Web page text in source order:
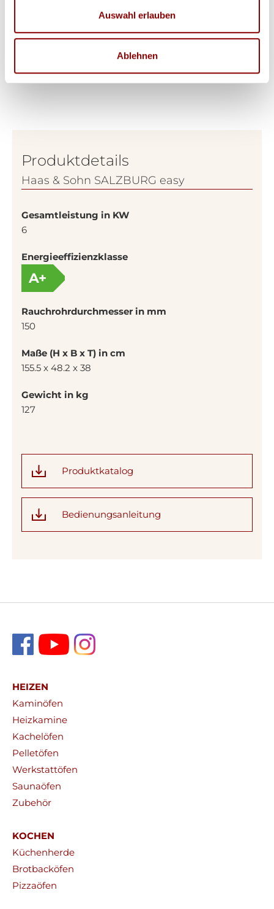
Auswahl erlauben
Ablehnen
Produktdetails
Haas & Sohn SALZBURG easy
Gesamtleistung in KW
6
Energieeffizienzklasse
A+
Rauchrohrdurchmesser in mm
150
Maße (H x B x T) in cm
155.5 x 48.2 x 38
Gewicht in kg
127
Produktkatalog
Bedienungsanleitung
HEIZEN
Kaminöfen
Heizkamine
Kachelöfen
Pelletöfen
Werkstattöfen
Saunaöfen
Zubehör
KOCHEN
Küchenherde
Brotbacköfen
Pizzaöfen